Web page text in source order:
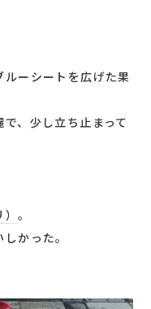
ーシートを広げた果
、少し立ち止まって
）。
かった。